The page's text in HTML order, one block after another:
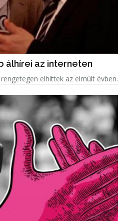
álhírei az interneten
elhittek az elmúlt évben.